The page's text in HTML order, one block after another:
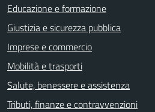
Educazione e formazione
Giustizia e sicurezza pubblica
Imprese e commercio
Mobilità e trasporti
Salute, benessere e assistenza
Tributi, finanze e contravvenzioni